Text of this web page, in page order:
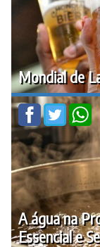
Mondial de
A água na
Essencial e